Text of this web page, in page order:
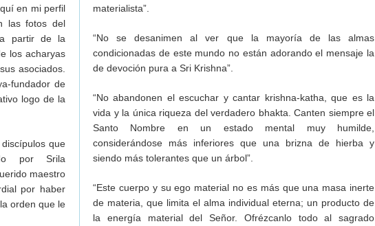
en mi perfil
las fotos del
a partir de la
los acharyas
asociados.
fundador de
logo de la
que
por Srila
maestro
por haber
orden que le
materialista”.
“No se desanimen al ver que la mayoría de las almas
condicionadas de este mundo no están adorando el mensaje la
de devoción pura a Sri Krishna”.
“No abandonen el escuchar y cantar krishna-katha, que es la
vida y la única riqueza del verdadero bhakta. Canten siempre el
Santo Nombre en un estado mental muy humilde,
considerándose más inferiores que una brizna de hierba y
siendo más tolerantes que un árbol”.
“Este cuerpo y su ego material no es más que una masa inerte
de materia, que limita el alma individual eterna; un producto de
la energía material del Señor. Ofrézcanlo todo al sagrado